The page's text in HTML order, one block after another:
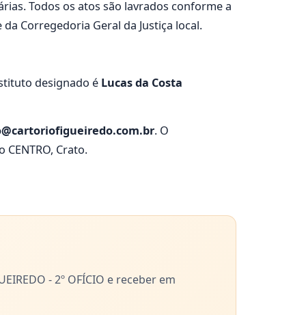
Todos os atos são lavrados conforme a
Corregedoria Geral da Justiça local.
designado é Lucas da Costa
. O
CENTRO, Crato.
- 2º OFÍCIO e receber em